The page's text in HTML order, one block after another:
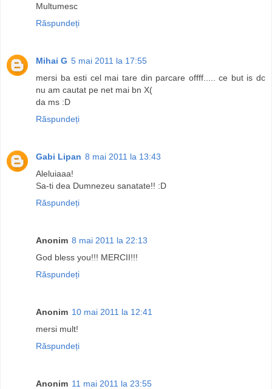
Multumesc
Răspundeți
Mihai G 5 mai 2011 la 17:55
mersi ba esti cel mai tare din parcare offff..... ce but is dc
nu am cautat pe net mai bn X(
da ms :D
Răspundeți
Gabi Lipan 8 mai 2011 la 13:43
Aleluiaaa!
Sa-ti dea Dumnezeu sanatate!! :D
Răspundeți
Anonim 8 mai 2011 la 22:13
God bless you!!! MERCII!!!
Răspundeți
Anonim 10 mai 2011 la 12:41
mersi mult!
Răspundeți
Anonim 11 mai 2011 la 23:55